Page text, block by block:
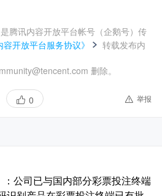
腾讯内容开放平台帐号（企鹅号）传
容开放平台服务协议》
转载发布内
删除。
0 举报
公司已与国内部分彩票投注终端